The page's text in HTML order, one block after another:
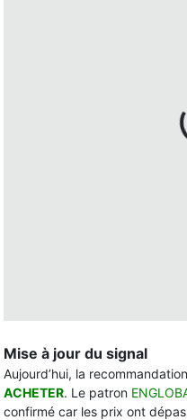
Mise à jour du signal
Aujourd’hui, la
ACHETER. Le patron
confirmé car les prix ont